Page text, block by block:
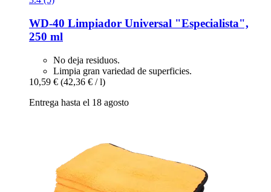
WD-40 Limpiador Universal "Especialista",
250 ml
No deja residuos.
Limpia gran variedad de superficies.
10,59 € (42,36 € / l)
Entrega hasta el 18 agosto